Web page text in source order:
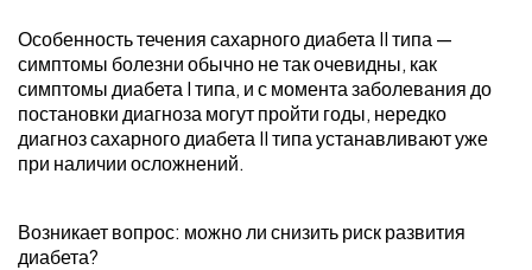
Особенность течения сахарного диабета II типа —
симптомы болезни обычно не так очевидны, как
симптомы диабета I типа, и с момента заболевания до
постановки диагноза могут пройти годы, нередко
диагноз сахарного диабета II типа устанавливают уже
при наличии осложнений.
Возникает вопрос: можно ли снизить риск развития
диабета?